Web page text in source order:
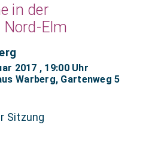
in der
Elm
2017 , 19:00 Uhr
Warberg, Gartenweg 5
Sitzung